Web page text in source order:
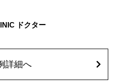
血、痛み、突っ張り感などが生じるこ
入後は男性は3か月、女性は2か月避妊
ドクター
詳細へ